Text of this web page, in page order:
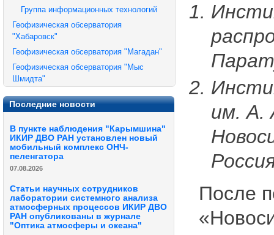
Группа информационных технологий
Геофизическая обсерватория
"Хабаровск"
Геофизическая обсерватория "Магадан"
Геофизическая обсерватория "Мыс
Шмидта"
Последние новости
В пункте наблюдения "Карымшина"
ИКИР ДВО РАН установлен новый
мобильный комплекс ОНЧ-
пеленгатора
07.08.2026
Статьи научных сотрудников
лаборатории системного анализа
атмосферных процессов ИКИР ДВО
РАН опубликованы в журнале
"Оптика атмосферы и океана"
им. А.
После